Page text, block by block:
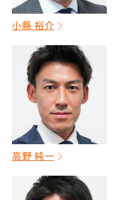
小縣 裕介
高野 純一